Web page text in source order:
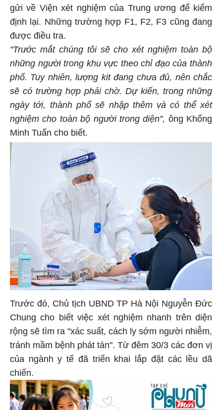
gửi về Viện xét nghiệm của Trung ương để kiểm
định lại. Những trường hợp F1, F2, F3 cũng đang
được điều tra.
"Trước mắt chúng tôi sẽ cho xét nghiệm toàn bộ
những người trong khu vực theo chỉ đạo của thành
phố. Tuy nhiên, lượng kit đang chưa đủ, nên chắc
sẽ có trường hợp phải chờ. Dự kiến, trong những
ngày tới, thành phố sẽ nhập thêm và có thể xét
nghiệm cho toàn bộ người trong diện", ông Khổng
Minh Tuấn cho biết.
Trước đó, Chủ tịch UBND TP Hà Nội Nguyễn Đức
Chung cho biết việc xét nghiệm nhanh trên diện
rộng sẽ tìm ra "xác suất, cách ly sớm người nhiễm,
tránh mầm bệnh phát tán". Từ đêm 30/3 các đơn vị
của ngành y tế đã triển khai lắp đặt các lều dã
chiến.